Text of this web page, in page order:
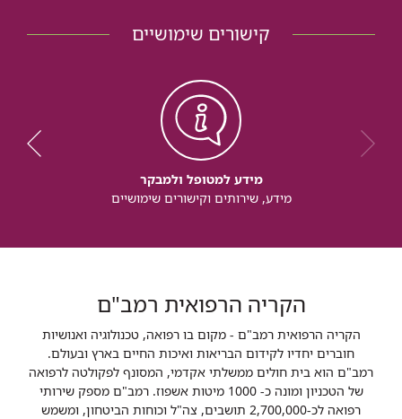
קישורים שימושיים
מידע למטופל ולמבקר
מידע, שירותים וקישורים שימושיים
הקריה הרפואית רמב"ם
הקריה הרפואית רמב"ם - מקום בו רפואה, טכנולוגיה ואנושיות
חוברים יחדיו לקידום הבריאות ואיכות החיים בארץ ובעולם.
רמב"ם הוא בית חולים ממשלתי אקדמי, המסונף לפקולטה לרפואה
של הטכניון ומונה כ- 1000 מיטות אשפוז. רמב"ם מספק שירותי
רפואה לכ-2,700,000 תושבים, צה"ל וכוחות הביטחון, ומשמש